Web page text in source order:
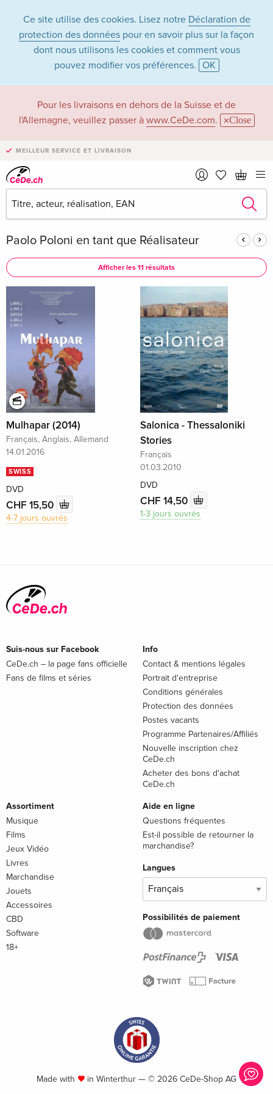
Ce site utilise des cookies. Lisez notre Déclaration de
protection des données pour en savoir plus sur la façon
dont nous utilisons les cookies et comment vous
pouvez modifier vos préférences. OK
Pour les livraisons en dehors de la Suisse et de
l'Allemagne, veuillez passer à www.CeDe.com. Close
MEILLEUR SERVICE ET LIVRAISON
Paolo Poloni dans la
Tous les formats
Articles de Paolo Poloni dans la boutique complète
Paolo Poloni en tant que Réalisateur
Afficher les 11 résultats
Mulhapar (2014)
Français, Anglais, Allemand
14.01.2016
SWISS
DVD
CHF 15,50
4-7 jours ouvrés
Salonica - Thessaloniki
Stories
Français
01.03.2010
DVD
CHF 14,50
1-3 jours ouvrés
Suis-nous sur Facebook
CeDe.ch – la page fans officielle
Fans de films et séries
Info
Contact & mentions légales
Portrait d'entreprise
Conditions générales
Protection des données
Postes vacants
Programme Partenaires/Affiliés
Nouvelle inscription chez
CeDe.ch
Acheter des bons d'achat
CeDe.ch
Assortiment
Musique
Films
Jeux Vidéo
Livres
Marchandise
Jouets
Accessoires
CBD
Software
18+
Aide en ligne
Questions fréquentes
Est-il possible de retourner la
marchandise?
Langues
Possibilités de paiement
Made with in Winterthur — © 2026 CeDe-Shop AG